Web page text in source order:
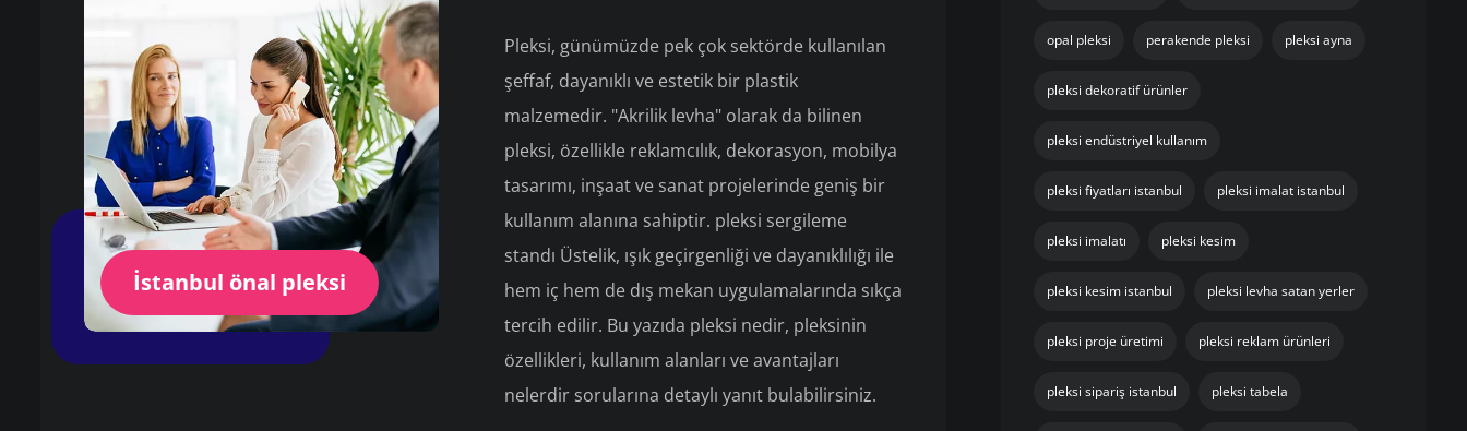
İstanbul önal pleksi
Pleksi, günümüzde pek çok sektörde kullanılan
şeffaf, dayanıklı ve estetik bir plastik
malzemedir. "Akrilik levha" olarak da bilinen
pleksi, özellikle reklamcılık, dekorasyon, mobilya
tasarımı, inşaat ve sanat projelerinde geniş bir
kullanım alanına sahiptir. pleksi sergileme
standı Üstelik, ışık geçirgenliği ve dayanıklılığı ile
hem iç hem de dış mekan uygulamalarında sıkça
tercih edilir. Bu yazıda pleksi nedir, pleksinin
özellikleri, kullanım alanları ve avantajları
nelerdir sorularına detaylı yanıt bulabilirsiniz.
opal pleksi perakende pleksi pleksi ayna
pleksi dekoratif ürünler
pleksi endüstriyel kullanım
pleksi fiyatları istanbul pleksi imalat istanbul
pleksi imalatı pleksi kesim
pleksi kesim istanbul pleksi levha satan yerler
pleksi proje üretimi pleksi reklam ürünleri
pleksi sipariş istanbul pleksi tabela